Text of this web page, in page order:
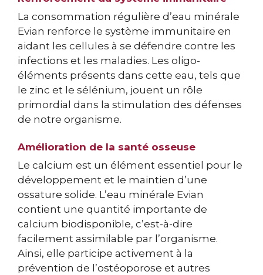
La consommation régulière d’eau minérale
Evian renforce le système immunitaire en
aidant les cellules à se défendre contre les
infections et les maladies. Les oligo-
éléments présents dans cette eau, tels que
le zinc et le sélénium, jouent un rôle
primordial dans la stimulation des défenses
de notre organisme.
Amélioration de la santé osseuse
Le calcium est un élément essentiel pour le
développement et le maintien d’une
ossature solide. L’eau minérale Evian
contient une quantité importante de
calcium biodisponible, c’est-à-dire
facilement assimilable par l’organisme.
Ainsi, elle participe activement à la
prévention de l’ostéoporose et autres